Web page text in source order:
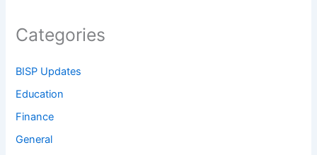
Categories
BISP Updates
Education
Finance
General